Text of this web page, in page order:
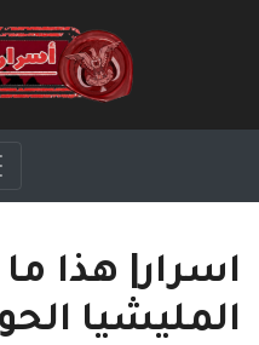
اسرار| هذا
المليشيا